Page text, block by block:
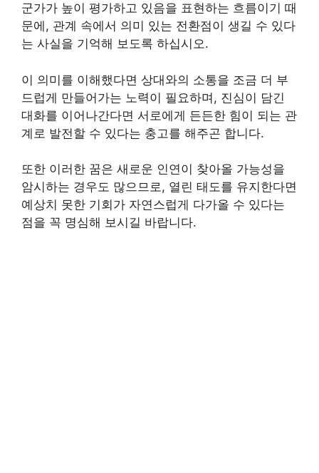
군가가 높이 평가하고 있음을 표현하는 흐름이기 때
문에, 관계 속에서 의미 있는 전환점이 생길 수 있다
는 사실을 기억해 보도록 하십시오.
이 의미를 이해했다면 상대와의 소통을 조금 더 부
드럽게 만들어가는 노력이 필요하며, 진심이 담긴
대화를 이어나간다면 서로에게 든든한 힘이 되는 관
계로 발전할 수 있다는 충고를 해주곤 합니다.
또한 이러한 꿈은 새로운 인연이 찾아올 가능성을
암시하는 경우도 많으므로, 열린 태도를 유지한다면
예상치 못한 기회가 자연스럽게 다가올 수 있다는
점을 꼭 명심해 보시길 바랍니다.